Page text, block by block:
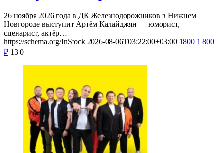
26 ноября 2026 года в ДК Железнодорожников в Нижнем
Новгороде выступит Артём Калайджян — юморист,
сценарист, актёр…
https://schema.org/InStock 2026-08-06T03:22:00+03:00 1800 1 800
₽ 13 0